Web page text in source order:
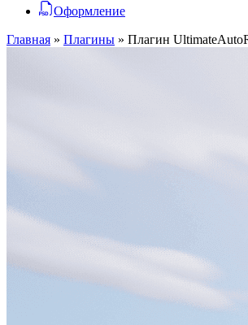
Оформление
Главная » Плагины » Плагин